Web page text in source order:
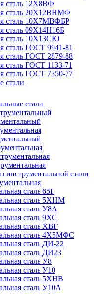
сталь 12Х8ВФ
сталь 20Х12ВНМФ
сталь 10Х7МВФБР
сталь 09Х14Н16Б
сталь 10Х13СЮ
сталь ГОСТ 9941-81
сталь ГОСТ 2879-88
сталь ГОСТ 1133-71
сталь ГОСТ 7350-77
стали
стали
инструментальной стали
сталь 65Г
сталь 5ХНМ
сталь У8А
сталь 9ХС
сталь ХВГ
сталь 4Х5МФС
сталь ДИ-22
сталь ДИ23
сталь У8
сталь У10
сталь 5ХНВ
сталь У10А